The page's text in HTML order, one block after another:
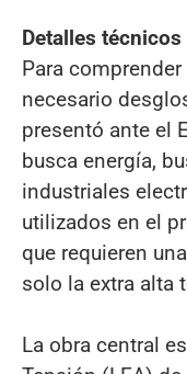
Detalles
Para
necesario
presentó ante el
busca energía,
industriales
utilizados en el
que requieren
solo la extra alta
La obra central